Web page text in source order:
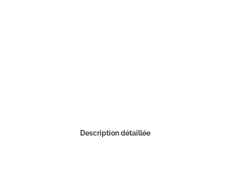
Description détaillée